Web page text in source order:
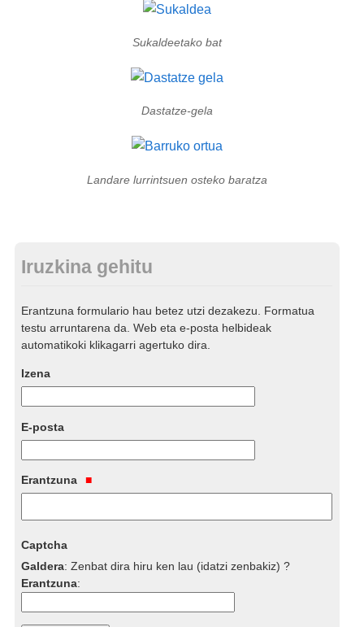
Sukaldeetako bat
Dastatze-gela
Landare lurrintsuen osteko baratza
Iruzkina gehitu
Erantzuna formulario hau betez utzi dezakezu. Formatua
testu arruntarena da. Web eta e-posta helbideak
automatikoki klikagarri agertuko dira.
Izena
E-posta
Erantzuna
Captcha
Galdera:Zenbat dira hiru ken lau (idatzi zenbakiz) ?
Erantzuna: